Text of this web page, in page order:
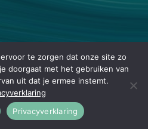
te zorgen dat onze site zo
doorgaat met het gebruiken van
uit dat je ermee instemt.
Privacyverklaring